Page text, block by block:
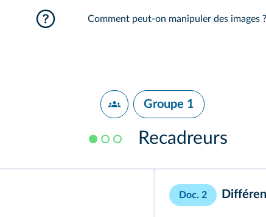
Comment peut-on manipuler des images ?
Groupe 1
Recadreurs
Doc. 2